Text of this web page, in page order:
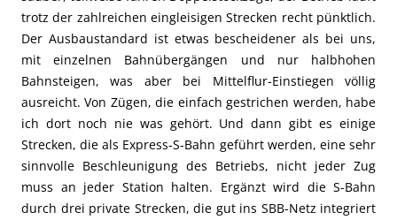
trotz der zahlreichen eingleisigen Strecken recht pünktlich.
Der Ausbaustandard ist etwas bescheidener als bei uns,
mit einzelnen Bahnübergängen und nur halbhohen
Bahnsteigen, was aber bei Mittelflur-Einstiegen völlig
ausreicht. Von Zügen, die einfach gestrichen werden, habe
ich dort noch nie was gehört. Und dann gibt es einige
Strecken, die als Express-S-Bahn geführt werden, eine sehr
sinnvolle Beschleunigung des Betriebs, nicht jeder Zug
muss an jeder Station halten. Ergänzt wird die S-Bahn
durch drei private Strecken, die gut ins SBB-Netz integriert